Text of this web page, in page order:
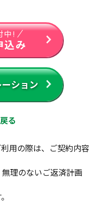
中!
込み
ション
る
用の際は、ご契約内容
理のないご返済計画